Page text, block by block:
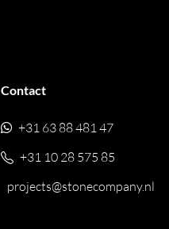
Contact
+31 63 88 481 47
+31 10 28 575 85
projects@stonecompany.nl